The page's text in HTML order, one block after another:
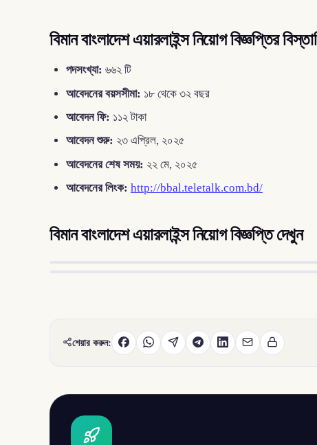
বিমান বাংলাদেশ এয়ারলাইন্স নিয়োগ বিজ্ঞপ্তির
পদসংখ্যা: ৬৬২ টি
আবেদনের বয়সসীমা: ১৮ থেকে ৩২ বছর
আবেদন ফি: ১১২ টাকা
আবেদন শুরু: ২৩ এপ্রিল, ২০২৫
আবেদনের শেষ সময়: ২২ মে, ২০২৫
আবেদনের লিংক: http://bbal.teletalk.com.bd/
বিমান বাংলাদেশ এয়ারলাইন্স নিয়োগ বিজ্ঞপ্তি দেখুন
শেয়ার করুন: